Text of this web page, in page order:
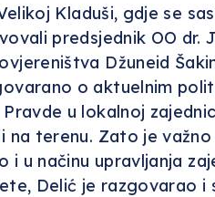
Kladuši, gdje se
predsjednik OO
Džuneid
o aktuelnim
u lokalnoj
na terenu. Zato je
i u načinu upravljanja
Delić je razgovarao